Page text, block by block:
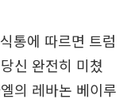
통에 따르면 트럼
신 완전히 미쳤
의 레바논 베이루